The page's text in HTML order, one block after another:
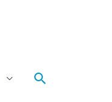
Rechercher